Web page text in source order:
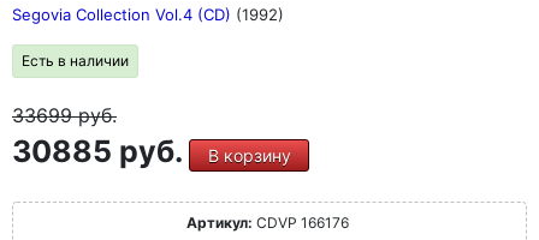
Segovia Collection Vol.4 (CD) (1992)
Есть в наличии
33699руб.
30885 руб. В корзину
Артикул: CDVP 166176